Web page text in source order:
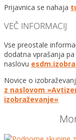
Prijavnica se nahaja
VEČ INFORMACIJ
Vse preostale
dodatna vprašanja
naslovu
Novice o
z naslovom
izobraževanje«